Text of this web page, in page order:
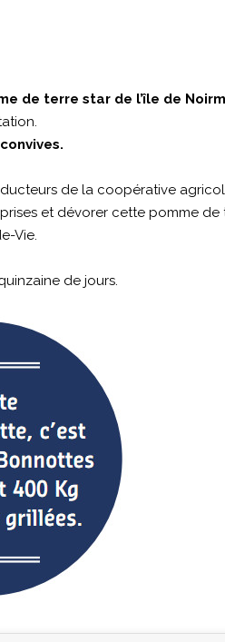
de terre star de l’île de
de la coopérative
et dévorer cette pomme
Vie.
de jours.